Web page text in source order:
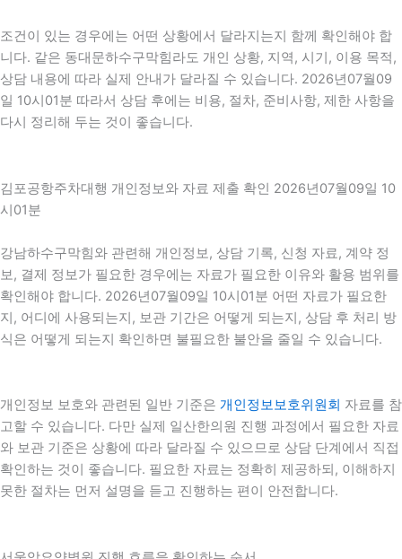
조건이 있는 경우에는 어떤 상황에서 달라지는지 함께 확인해야 합
니다. 같은 동대문하수구막힘라도 개인 상황, 지역, 시기, 이용 목적,
상담 내용에 따라 실제 안내가 달라질 수 있습니다. 2026년07월09
일 10시01분 따라서 상담 후에는 비용, 절차, 준비사항, 제한 사항을
다시 정리해 두는 것이 좋습니다.
김포공항주차대행 개인정보와 자료 제출 확인 2026년07월09일 10
시01분
강남하수구막힘와 관련해 개인정보, 상담 기록, 신청 자료, 계약 정
보, 결제 정보가 필요한 경우에는 자료가 필요한 이유와 활용 범위를
확인해야 합니다. 2026년07월09일 10시01분 어떤 자료가 필요한
지, 어디에 사용되는지, 보관 기간은 어떻게 되는지, 상담 후 처리 방
식은 어떻게 되는지 확인하면 불필요한 불안을 줄일 수 있습니다.
개인정보 보호와 관련된 일반 기준은 개인정보보호위원회 자료를 참
고할 수 있습니다. 다만 실제 일산한의원 진행 과정에서 필요한 자료
와 보관 기준은 상황에 따라 달라질 수 있으므로 상담 단계에서 직접
확인하는 것이 좋습니다. 필요한 자료는 정확히 제공하되, 이해하지
못한 절차는 먼저 설명을 듣고 진행하는 편이 안전합니다.